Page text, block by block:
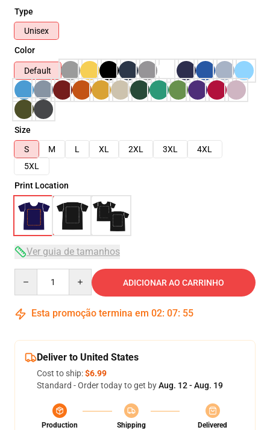
Type
Unisex
Color
Default
Size
S
M L XL 2XL 3XL
4XL
5XL
Print Location
Ver guia de tamanhos
ADICIONAR AO CARRINHO
Esta promoção termina em 02: 07: 54
Deliver to United States
Cost to ship:$6.99
Standard - Order today to get byAug. 12 - Aug. 19
Production
Shipping
Delivered